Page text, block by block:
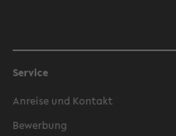
Service
Anreise und Kontakt
Bewerbung